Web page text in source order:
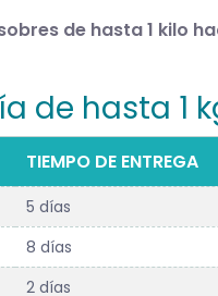
de hasta 1 kilo
de hasta 1
TIEMPO DE ENTREGA
5 días
8 días
2 días